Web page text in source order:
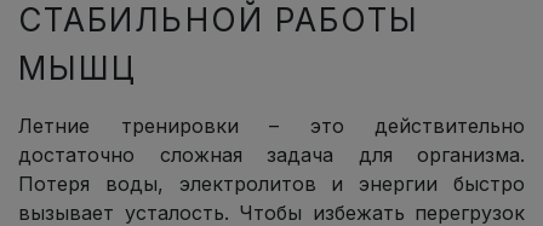
СТАБИЛЬНОЙ РАБОТЫ
МЫШЦ
Летние тренировки – это действительно
достаточно сложная задача для организма.
Потеря воды, электролитов и энергии быстро
вызывает усталость. Чтобы избежать перегрузок